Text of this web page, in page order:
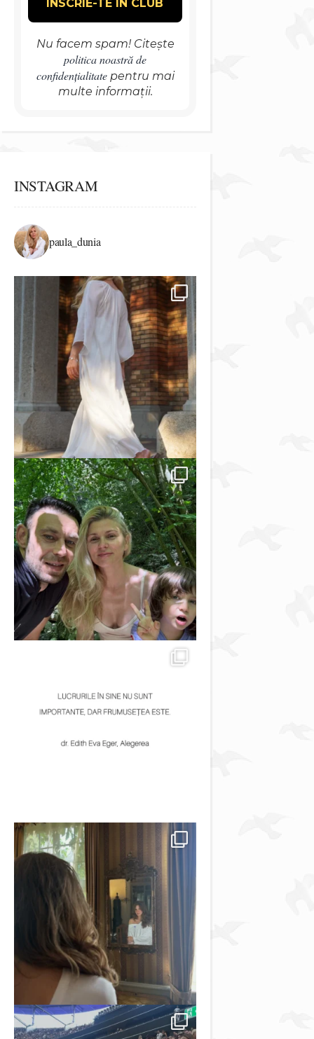
Nu facem spam! Citește
politica noastră de
confidențialitatepentru mai
multe informații.
INSTAGRAM
paula_dunia